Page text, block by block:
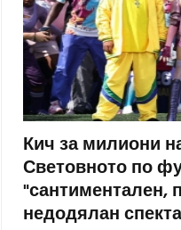
Кич за милиони
Световното по
"сантиментален,
недодялан